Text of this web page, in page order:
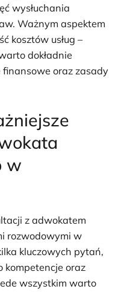
wysłuchania
Ważnym aspektem
kosztów usług –
dokładnie
oraz zasady
w
z adwokatem
rozwodowymi w
kluczowych pytań,
kompetencje oraz
wszystkim warto